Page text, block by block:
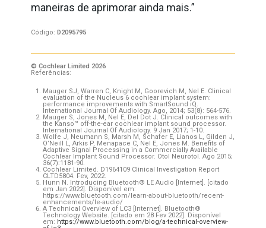
maneiras de aprimorar ainda mais.”
Código:D2095795
© Cochlear Limited 2026
Referências:
Mauger SJ, Warren C, Knight M, Goorevich M, Nel E. Clinical
evaluation of the Nucleus 6 cochlear implant system:
performance improvements with SmartSound iQ.
International Journal Of Audiology. Ago, 2014; 53(8): 564-576.
Mauger S, Jones M, Nel E, Del Dot J. Clinical outcomes with
the Kanso™ off-the-ear cochlear implant sound processor.
International Journal Of Audiology. 9 Jan 2017; 1-10.
Wolfe J, Neumann S, Marsh M, Schafer E, Lianos L, Gilden J,
O’Neill L, Arkis P, Menapace C, Nel E, Jones M. Benefits of
Adaptive Signal Processing in a Commercially Available
Cochlear Implant Sound Processor. Otol Neurotol. Ago 2015;
36(7):1181-90.
Cochlear Limited. D1964109 Clinical Investigation Report
CLTD5804. Fev, 2022.
Hunn N. Introducing Bluetooth® LE Audio [Internet]. [citado
em Jan 2022]. Disponível em:
https://www.bluetooth.com/learn-about-bluetooth/recent-
enhancements/le-audio/
A Technical Overview of LC3 [Internet]. Bluetooth®
Technology Website. [citado em 28 Fev 2022]. Disponível
em: https://www.bluetooth.com/blog/a-technical-overview-